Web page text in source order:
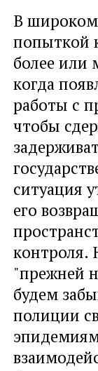
В широком
попыткой
более или
когда
работы с
чтобы
ситуация
его
контроля.
"прежней
будем
полиции